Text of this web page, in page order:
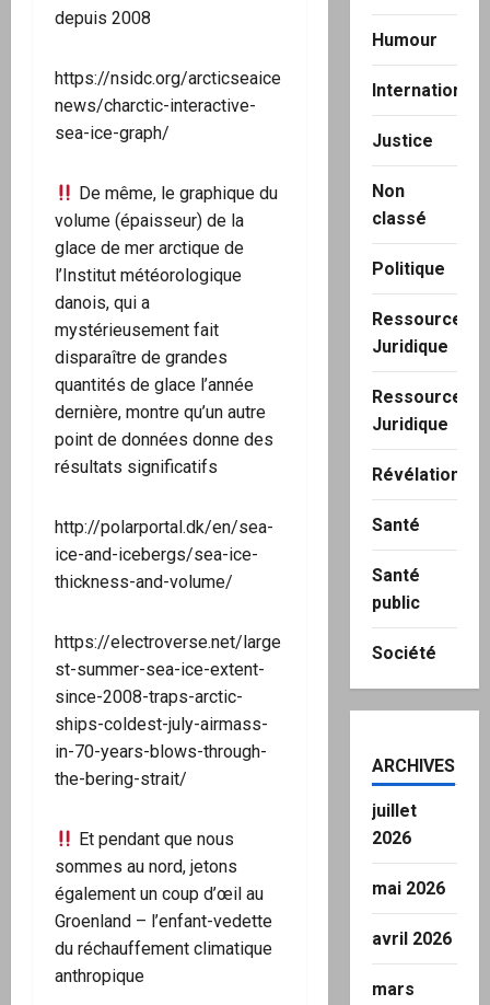
depuis 2008
https://nsidc.org/arcticseaice
news/charctic-interactive-
sea-ice-graph/
De même, le graphique du
volume (épaisseur) de la
glace de mer arctique de
l’Institut météorologique
danois, qui a
mystérieusement fait
disparaître de grandes
quantités de glace l’année
dernière, montre qu’un autre
point de données donne des
résultats significatifs
http://polarportal.dk/en/sea-
ice-and-icebergs/sea-ice-
thickness-and-volume/
https://electroverse.net/large
st-summer-sea-ice-extent-
since-2008-traps-arctic-
ships-coldest-july-airmass-
in-70-years-blows-through-
the-bering-strait/
Et pendant que nous
sommes au nord, jetons
également un coup d’œil au
Groenland – l’enfant-vedette
du réchauffement climatique
anthropique
Humour
International
Justice
Non
classé
Politique
Ressource
Juridique
Ressource
Juridique
Révélation
Santé
Santé
public
Société
ARCHIVES
juillet
2026
mai 2026
avril 2026
mars